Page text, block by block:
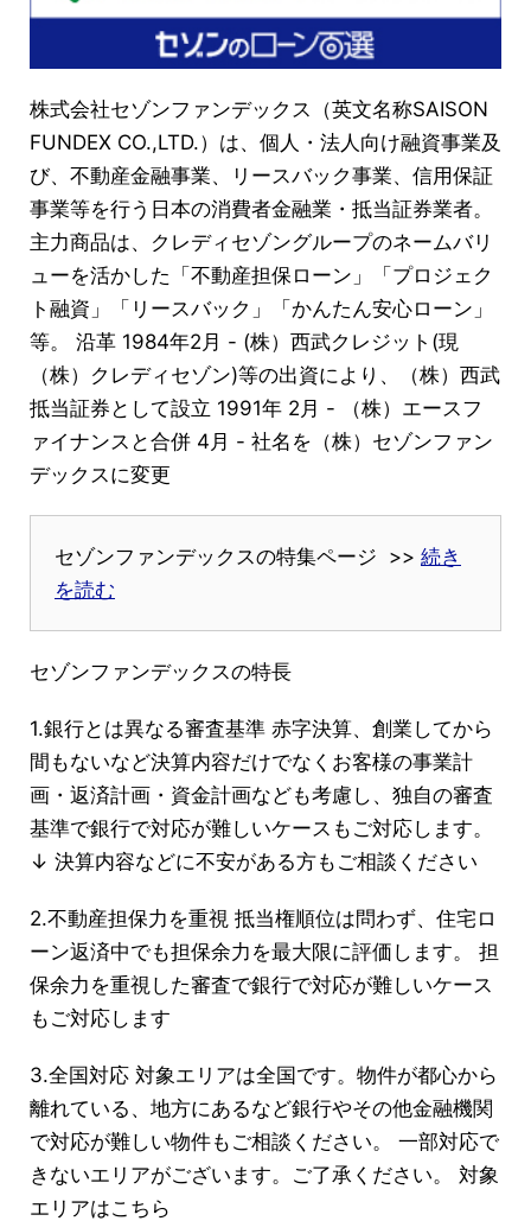
株式会社セゾンファンデックス（英文名称SAISON
FUNDEX CO.,LTD.）は、個人・法人向け融資事業及
び、不動産金融事業、リースバック事業、信用保証
事業等を行う日本の消費者金融業・抵当証券業者。
主力商品は、クレディセゾングループのネームバリ
ューを活かした「不動産担保ローン」「プロジェク
ト融資」「リースバック」「かんたん安心ローン」
等。 沿革 1984年2月 - (株）西武クレジット(現
（株）クレディセゾン)等の出資により、（株）西武
抵当証券として設立 1991年 2月 - （株）エースフ
ァイナンスと合併 4月 - 社名を（株）セゾンファン
デックスに変更
セゾンファンデックスの特集ページ >> 続き
を読む
セゾンファンデックスの特長
1.銀行とは異なる審査基準 赤字決算、創業してから
間もないなど決算内容だけでなくお客様の事業計
画・返済計画・資金計画なども考慮し、独自の審査
基準で銀行で対応が難しいケースもご対応します。
↓ 決算内容などに不安がある方もご相談ください
2.不動産担保力を重視 抵当権順位は問わず、住宅ロ
ーン返済中でも担保余力を最大限に評価します。 担
保余力を重視した審査で銀行で対応が難しいケース
もご対応します
3.全国対応 対象エリアは全国です。物件が都心から
離れている、地方にあるなど銀行やその他金融機関
で対応が難しい物件もご相談ください。 一部対応で
きないエリアがございます。ご了承ください。 対象
エリアはこちら